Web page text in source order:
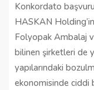
Konkordato
HASKAN
Folyopak Ambalaj
bilinen şirketleri de
yapılarındaki
ekonomisinde ciddi